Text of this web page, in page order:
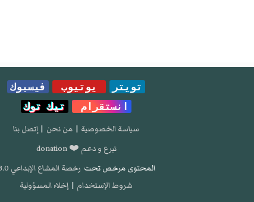
تويتر يوتيوب
فيسبوك
انستقرام
تيك توك
سياسة الخصوصية | من نحن | إتصل بنا
تبرع و دعم ❤️ donation
المحتوى مرخص تحت رخصة المشاع الإبداعي 3.0
شروط الإستخدام | إخلاء المسؤولية